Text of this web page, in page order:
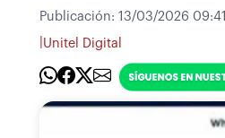
Publicación: 13/03/2026 09:41
Unitel Digital